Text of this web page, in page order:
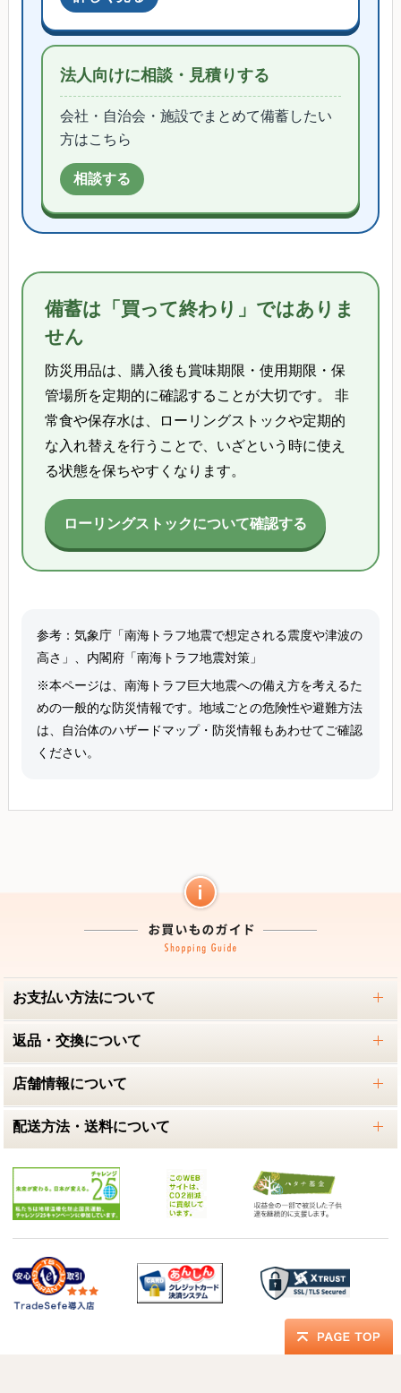
法人向けに相談・見積りする
会社・自治会・施設でまとめて備蓄したい
方はこちら
備蓄は「買って終わり」ではありま
せん
防災用品は、購入後も賞味期限・使用期限・保
管場所を定期的に確認することが大切です。 非
常食や保存水は、ローリングストックや定期的
な入れ替えを行うことで、いざという時に使え
る状態を保ちやすくなります。
ローリングストックについて確認する
参考：気象庁「南海トラフ地震で想定される震度や津波の
高さ」、内閣府「南海トラフ地震対策」
※本ページは、南海トラフ巨大地震への備え方を考えるた
めの一般的な防災情報です。地域ごとの危険性や避難方法
は、自治体のハザードマップ・防災情報もあわせてご確認
ください。
お支払い方法について
返品・交換について
店舗情報について
配送方法・送料について